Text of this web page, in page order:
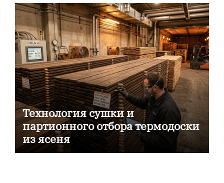
Технология сушки и
партионного отбора термодоски
из ясеня